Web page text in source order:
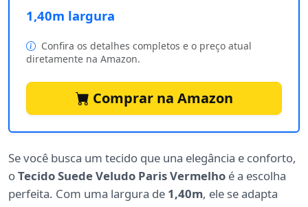
1,40m largura
Confira os detalhes completos e o preço atual
diretamente na Amazon.
Comprar na Amazon
Se você busca um tecido que una elegância e conforto,
oTecido Suede Veludo Paris Vermelho é a escolha
perfeita. Com uma largura de 1,40m, ele se adapta